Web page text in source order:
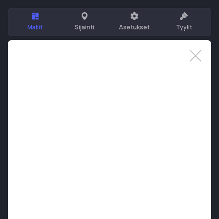
Mallit Sijainti Asetukset Tyylit